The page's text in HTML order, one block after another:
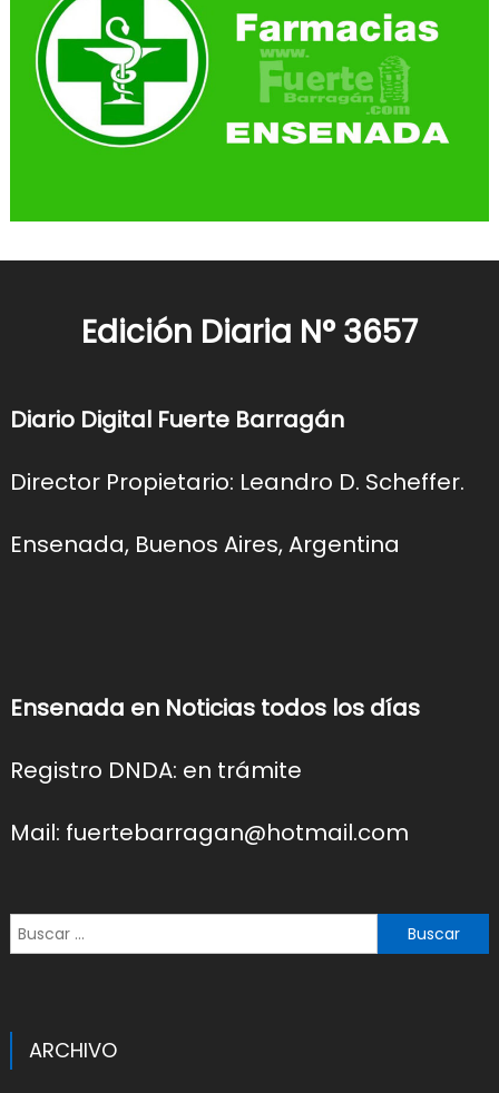
Edición Diaria N° 3657
Diario Digital Fuerte Barragán
Director Propietario: Leandro D. Scheffer.
Ensenada, Buenos Aires, Argentina
Ensenada en Noticias todos los días
Registro DNDA: en trámite
Mail: fuertebarragan@hotmail.com
Buscar:
ARCHIVO